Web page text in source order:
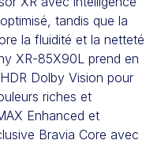
tandis que la
la fluidité et la netteté
XR-85X90L prend en
Dolby Vision pour
riches et
Enhanced et
Bravia Core avec